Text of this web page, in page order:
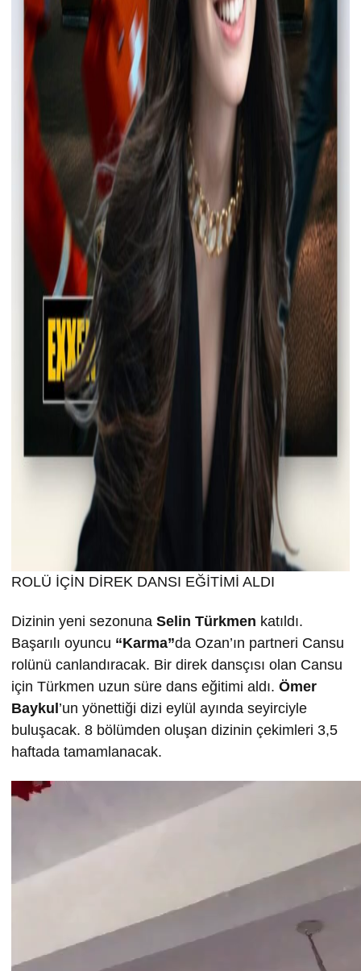
ROLÜ İÇİN DİREK DANSI EĞİTİMİ ALDI
Dizinin yeni sezonuna Selin Türkmen katıldı.
Başarılı oyuncu “Karma”da Ozan’ın partneri Cansu
rolünü canlandıracak. Bir direk dansçısı olan Cansu
için Türkmen uzun süre dans eğitimi aldı. Ömer
Baykul ’un yönettiği dizi eylül ayında seyirciyle
buluşacak. 8 bölümden oluşan dizinin çekimleri 3,5
haftada tamamlanacak.